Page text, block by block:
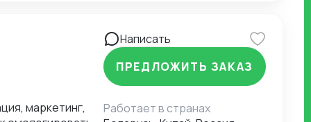
на границе.
выставки,
Имею обширную
и
маркетинг,
Написать
ПРЕДЛОЖИТЬ ЗАКАЗ
Работает в странах